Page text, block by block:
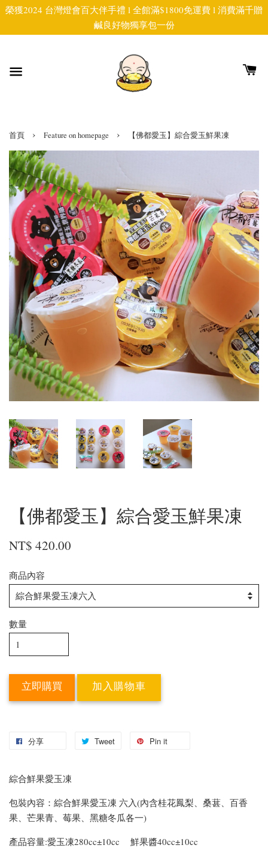
榮獲2024 台灣燈會百大伴手禮 l 全館滿$1800免運費 l 消費滿千贈
鹹良好物獨享包一份
首頁 › Feature on homepage › 【佛都愛玉】綜合愛玉鮮果凍
【佛都愛玉】綜合愛玉鮮果凍
NT$ 420.00
商品內容
數量
立即購買 加入購物車
分享 Tweet Pin it
綜合鮮果愛玉凍
包裝內容：綜合鮮果愛玉凍 六入(內含桂花鳳梨、桑葚、百香
果、芒果青、莓果、黑糖冬瓜各一)
產品容量:愛玉凍280cc±10cc 鮮果醬40cc±10cc